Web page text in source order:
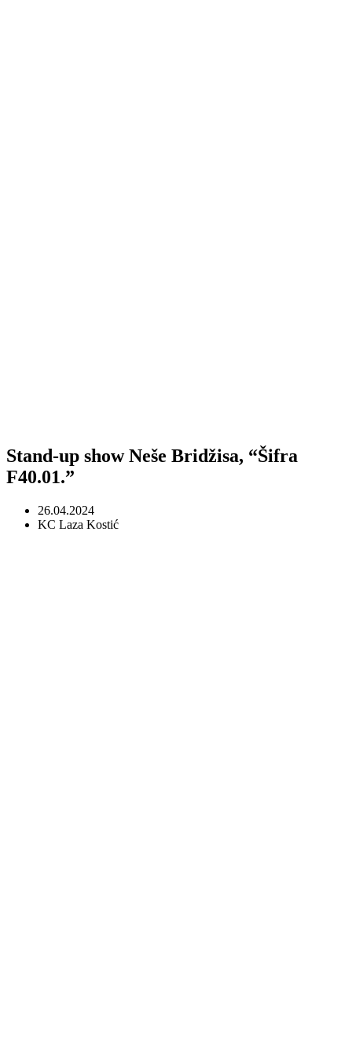
Stand-up show Neše Bridžisa, “Šifra
F40.01.”
26.04.2024
KC Laza Kostić